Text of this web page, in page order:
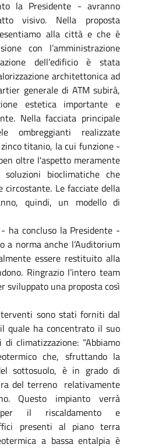
la Presidente - avranno
visivo. Nella proposta
alla città e che è
con l’amministrazione
dell’edificio è stata
architettonica ad
generale di ATM subirà,
estetica importante e
Nella facciata principale
ombreggianti realizzate
titanio, la cui funzione -
oltre l'aspetto meramente
bioclimatiche che
circostante. Le facciate della
quindi, un modello di
ha concluso la Presidente -
a norma anche l’Auditorium
essere restituito alla
Ringrazio l’intero team
sviluppato una proposta così
sono stati forniti dal
quale ha concentrato il suo
climatizzazione: “Abbiamo
che, sfruttando la
sottosuolo, è in grado di
del terreno relativamente
Questo impianto verrà
il riscaldamento e
presenti al piano terra
a bassa entalpia è